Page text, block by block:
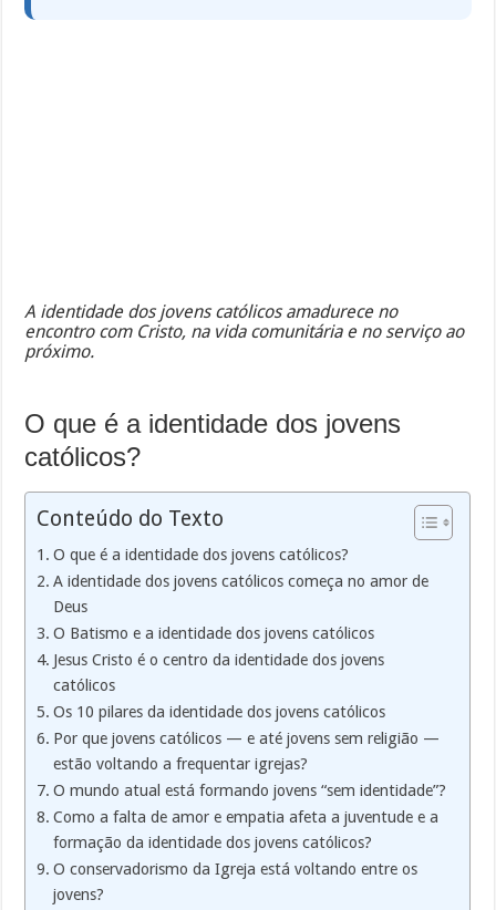
A identidade dos jovens católicos amadurece no
encontro com Cristo, na vida comunitária e no serviço ao
próximo.
O que é a identidade dos jovens
católicos?
Conteúdo do Texto
O que é a identidade dos jovens católicos?
A identidade dos jovens católicos começa no amor de
Deus
O Batismo e a identidade dos jovens católicos
Jesus Cristo é o centro da identidade dos jovens
católicos
Os 10 pilares da identidade dos jovens católicos
Por que jovens católicos — e até jovens sem religião —
estão voltando a frequentar igrejas?
O mundo atual está formando jovens “sem identidade”?
Como a falta de amor e empatia afeta a juventude e a
formação da identidade dos jovens católicos?
O conservadorismo da Igreja está voltando entre os
jovens?